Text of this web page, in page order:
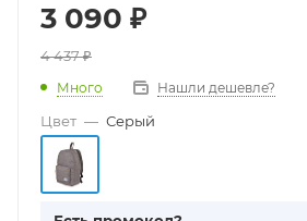
3 090 ₽
4 437₽
Много Нашли дешевле?
Цвет — Серый